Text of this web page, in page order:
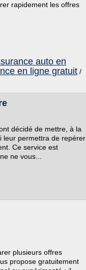
rapidement les offres
auto en
en ligne gratuit /
décidé de mettre, à la
leur permettra de repérer
Ce service est
ne vous...
plusieurs offres
propose gratuitement